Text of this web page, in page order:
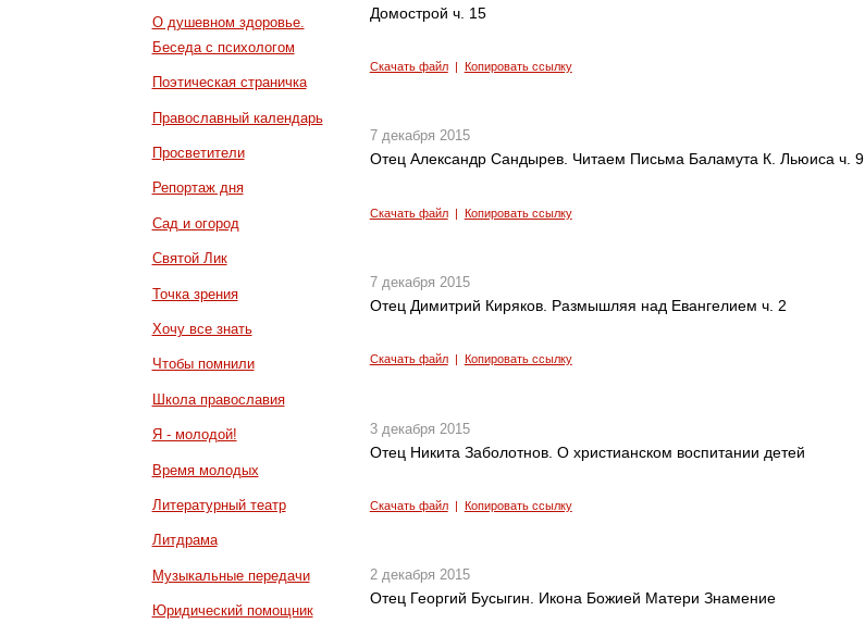
О душевном здоровье.
Беседа с психологом
Поэтическая страничка
Православный календарь
Просветители
Репортаж дня
Сад и огород
Святой Лик
Точка зрения
Хочу все знать
Чтобы помнили
Школа православия
Я - молодой!
Время молодых
Литературный театр
Литдрама
Музыкальные передачи
Юридический помощник
Домострой ч. 15
Скачать файл| Копировать ссылку
7 декабря 2015
Отец Александр Сандырев. Читаем Письма Баламута К. Льюиса ч. 9
Скачать файл| Копировать ссылку
7 декабря 2015
Отец Димитрий Киряков. Размышляя над Евангелием ч. 2
Скачать файл| Копировать ссылку
3 декабря 2015
Отец Никита Заболотнов. О христианском воспитании детей
Скачать файл| Копировать ссылку
2 декабря 2015
Отец Георгий Бусыгин. Икона Божией Матери Знамение